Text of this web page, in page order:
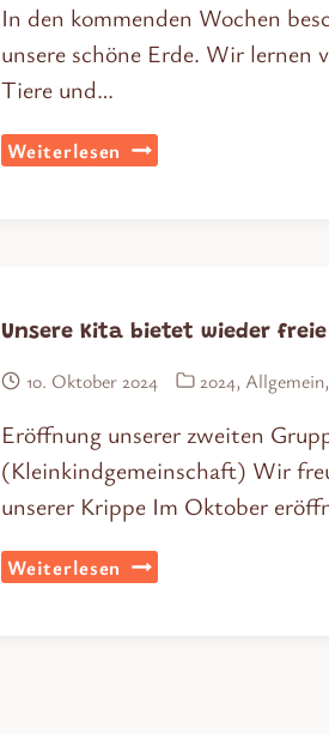
In den kommenden Wochen
unsere schöne Erde. Wir lernen
Tiere und…
Weiterlesen Projektwochen:
Unsere
Unsere Kita bietet wieder
10. Oktober 2024 2024, Allgemein,
Eröffnung unserer zweiten
(Kleinkindgemeinschaft) Wir
unserer Krippe Im Oktober
Weiterlesen Unsere
Kita